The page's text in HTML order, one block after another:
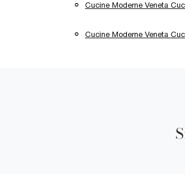
Cucine Moderne Veneta
Cucine Moderne Veneta